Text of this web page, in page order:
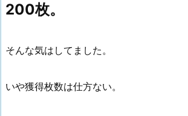
200枚。
そんな気はしてました。
いや獲得枚数は仕方ない。